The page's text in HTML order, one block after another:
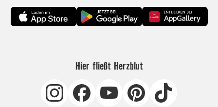
Hier fließt Herzblut